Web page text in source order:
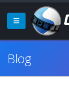
Blog